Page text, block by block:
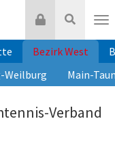
Suche
Login
Bezirk West
Weilburg Main-
Verband